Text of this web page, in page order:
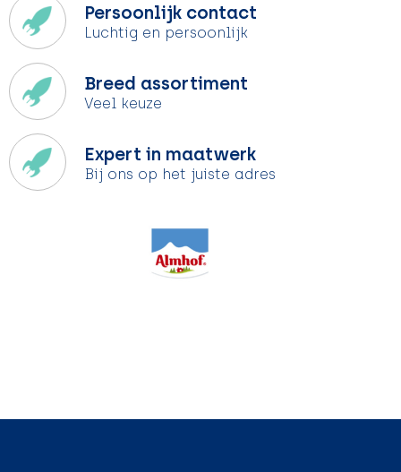
Persoonlijk contact
Luchtig en persoonlijk
Breed assortiment
Veel keuze
Expert in maatwerk
Bij ons op het juiste adres